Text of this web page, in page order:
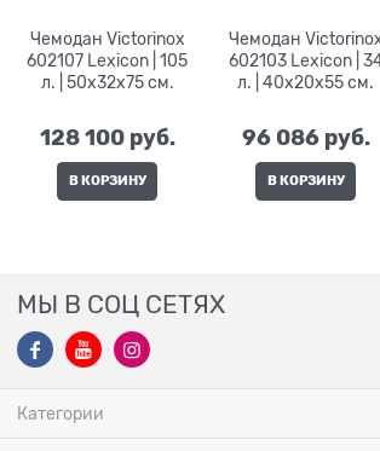
Чемодан Victorinox
602107 Lexicon | 105
л. | 50x32x75 см.
128 100 руб.
В КОРЗИНУ
Чемодан
602103 Lexicon |
л. | 40x20x55 см.
96 086 руб.
В КОРЗИНУ
МЫ В СОЦ СЕТЯХ
Категории